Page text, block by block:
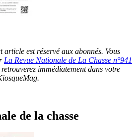
article est réservé aux abonnés. Vous
La Revue Nationale de La Chasse n°941
immédiatement dans votre
de la chasse